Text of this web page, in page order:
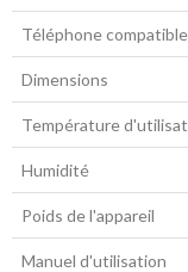
Téléphone compatible
Dimensions
Température
Humidité
Poids de l'appareil
Manuel d'utilisation